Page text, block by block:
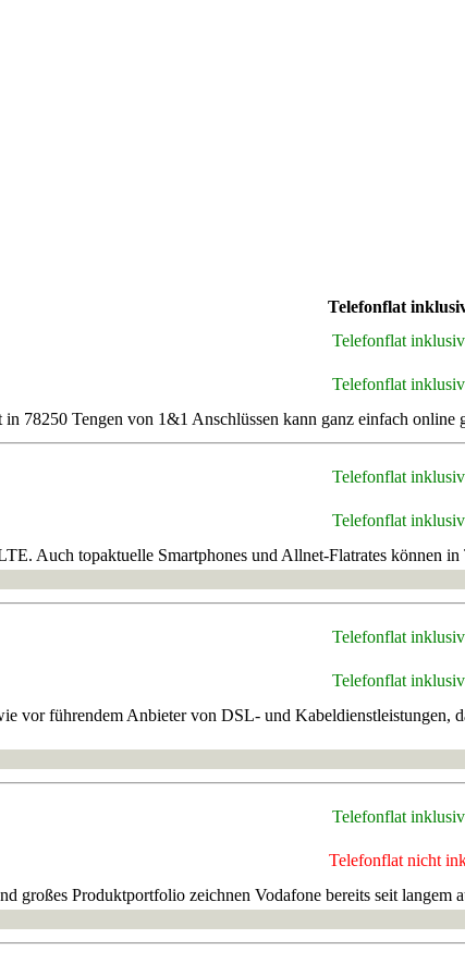
Telefonflat
Telefonflat
Telefonflat
78250 Tengen von 1&1 Anschlüssen kann ganz einfach online
Telefonflat
Telefonflat
Auch topaktuelle Smartphones und Allnet-Flatrates können
Telefonflat
Telefonflat
vor führendem Anbieter von DSL- und Kabeldienstleistungen,
Telefonflat
Telefonflat nicht
großes Produktportfolio zeichnen Vodafone bereits seit langem